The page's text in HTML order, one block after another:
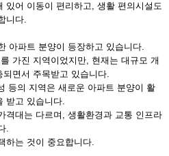
있어 이동이 편리하고, 생활 편의시설도
니다.
아파트 분양이 등장하고 있습니다.
가진 지역이었지만, 현재는 대규모 개
면서 주목받고 있습니다.
등의 지역은 새로운 아파트 분양이 활
받고 있습니다.
격대는 다르며, 생활환경과 교통 인프라
.
하는 것이 중요합니다.